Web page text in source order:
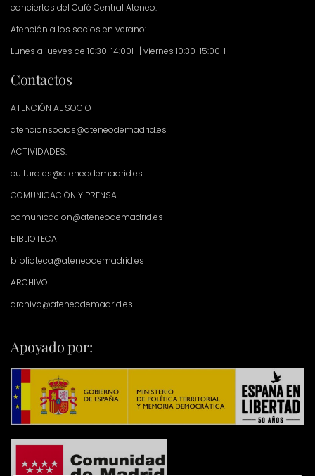
conciertos del Café Central Ateneo.
Atención a los socios en verano:
Lunes a jueves de 10:30-14:00H | viernes 10:30-15:00H
Contactos
ATENCIÓN AL SOCIO
atencionsocios@ateneodemadrid.es
ACTIVIDADES:
culturales@ateneodemadrid.es
COMUNICACIÓN Y PRENSA
comunicacion@ateneodemadrid.es
BIBLIOTECA
biblioteca@ateneodemadrid.es
ARCHIVO
archivo@ateneodemadrid.es
Apoyado por: